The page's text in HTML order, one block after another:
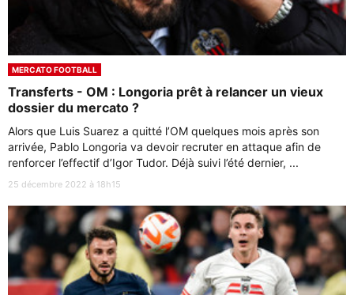
MERCATO FOOTBALL
Transferts - OM : Longoria prêt à relancer un vieux
dossier du mercato ?
Alors que Luis Suarez a quitté l’OM quelques mois après son
arrivée, Pablo Longoria va devoir recruter en attaque afin de
renforcer l’effectif d’Igor Tudor. Déjà suivi l’été dernier, ...
25 décembre 2022 à 18h15